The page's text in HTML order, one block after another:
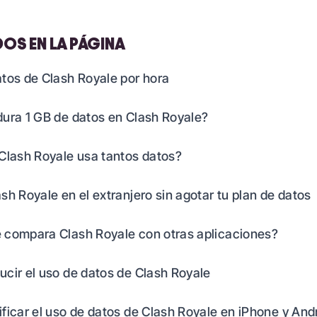
EN LA PÁGINA
de Clash Royale por hora
1 GB de datos en Clash Royale?
Royale usa tantos datos?
Royale en el extranjero sin agotar tu plan de datos
compara Clash Royale con otras aplicaciones?
el uso de datos de Clash Royale
el uso de datos de Clash Royale en iPhone y